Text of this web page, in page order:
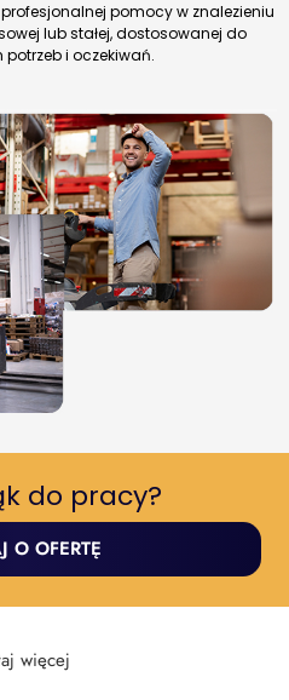
pomocy w znalezieniu
lub stałej, dostosowanej do
i oczekiwań.
do pracy?
O OFERTĘ
więcej